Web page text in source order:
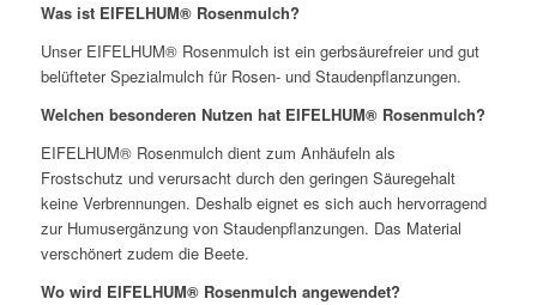
Was ist EIFELHUM® Rosenmulch?
Unser EIFELHUM® Rosenmulch ist ein gerbsäurefreier und gut
belüfteter Spezialmulch für Rosen- und Staudenpflanzungen.
Welchen besonderen Nutzen hat EIFELHUM® Rosenmulch?
EIFELHUM® Rosenmulch dient zum Anhäufeln als
Frostschutz und verursacht durch den geringen Säuregehalt
keine Verbrennungen. Deshalb eignet es sich auch hervorragend
zur Humusergänzung von Staudenpflanzungen. Das Material
verschönert zudem die Beete.
Wo wird EIFELHUM® Rosenmulch angewendet?